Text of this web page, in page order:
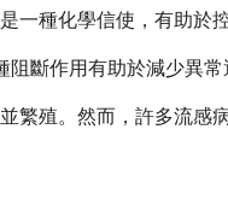
種化學信使，有助
斷作用有助於減少異
繁殖。然而，許多流